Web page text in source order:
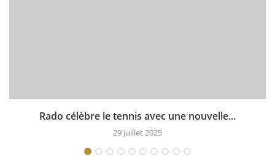
Rado célèbre le tennis avec une nouvelle...
29 juillet 2025